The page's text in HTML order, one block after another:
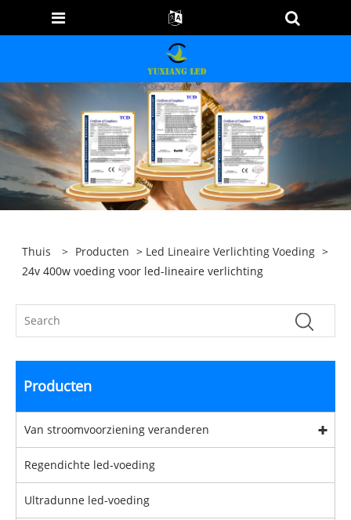
Thuis > Producten > Led Lineaire Verlichting Voeding >
24v 400w voeding voor led-lineaire verlichting
Producten
Van stroomvoorziening veranderen
Regendichte led-voeding
Ultradunne led-voeding